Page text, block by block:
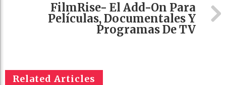
FilmRise- El Add-On Para
Películas, Documentales Y
Programas De TV
Related Articles